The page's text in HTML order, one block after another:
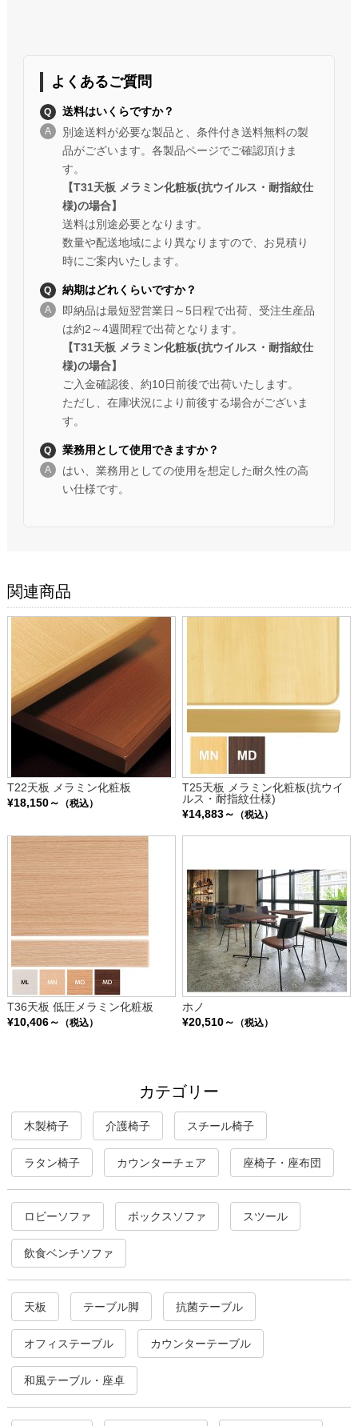
よくあるご質問
送料はいくらですか？
別途送料が必要な製品と、条件付き送料無料の製
品がございます。各製品ページでご確認頂けま
す。
【T31天板 メラミン化粧板(抗ウイルス・耐指紋仕
様)の場合】
送料は別途必要となります。
数量や配送地域により異なりますので、お見積り
時にご案内いたします。
納期はどれくらいですか？
即納品は最短翌営業日～5日程で出荷、受注生産品
は約2～4週間程で出荷となります。
【T31天板 メラミン化粧板(抗ウイルス・耐指紋仕
様)の場合】
ご入金確認後、約10日前後で出荷いたします。
ただし、在庫状況により前後する場合がございま
す。
業務用として使用できますか？
はい、業務用としての使用を想定した耐久性の高
い仕様です。
関連商品
T22天板 メラミン化粧板
¥18,150～
（税込）
T25天板 メラミン化粧板(抗ウイ
ルス・耐指紋仕様)
¥14,883～
（税込）
T36天板 低圧メラミン化粧板
¥10,406～
（税込）
ホノ
¥20,510～
（税込）
カテゴリー
木製椅子 介護椅子 スチール椅子
ラタン椅子 カウンターチェア 座椅子・座布団
ロビーソファ ボックスソファ スツール
飲食ベンチソファ
天板 テーブル脚 抗菌テーブル
オフィステーブル カウンターテーブル
和風テーブル・座卓